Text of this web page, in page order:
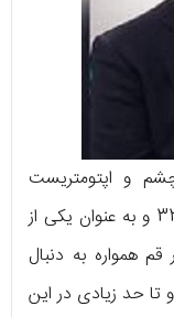
و اپتومتریست
هستند. ایشان با شماره نظام پزشکی 33851 و به عنوان یکی از
همواره به دنبال
تا حد زیادی در این